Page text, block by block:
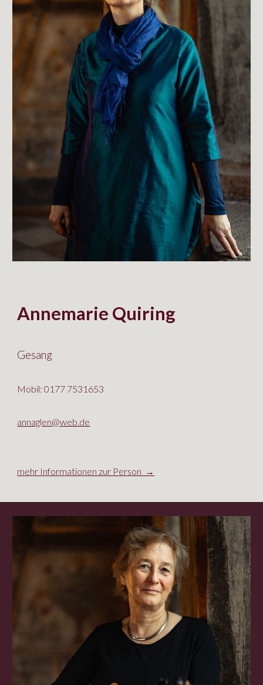
Annemarie Quiring
Gesang
Mobil: 0177 7531653
annaglen@web.de
mehr Informationen zur Person →